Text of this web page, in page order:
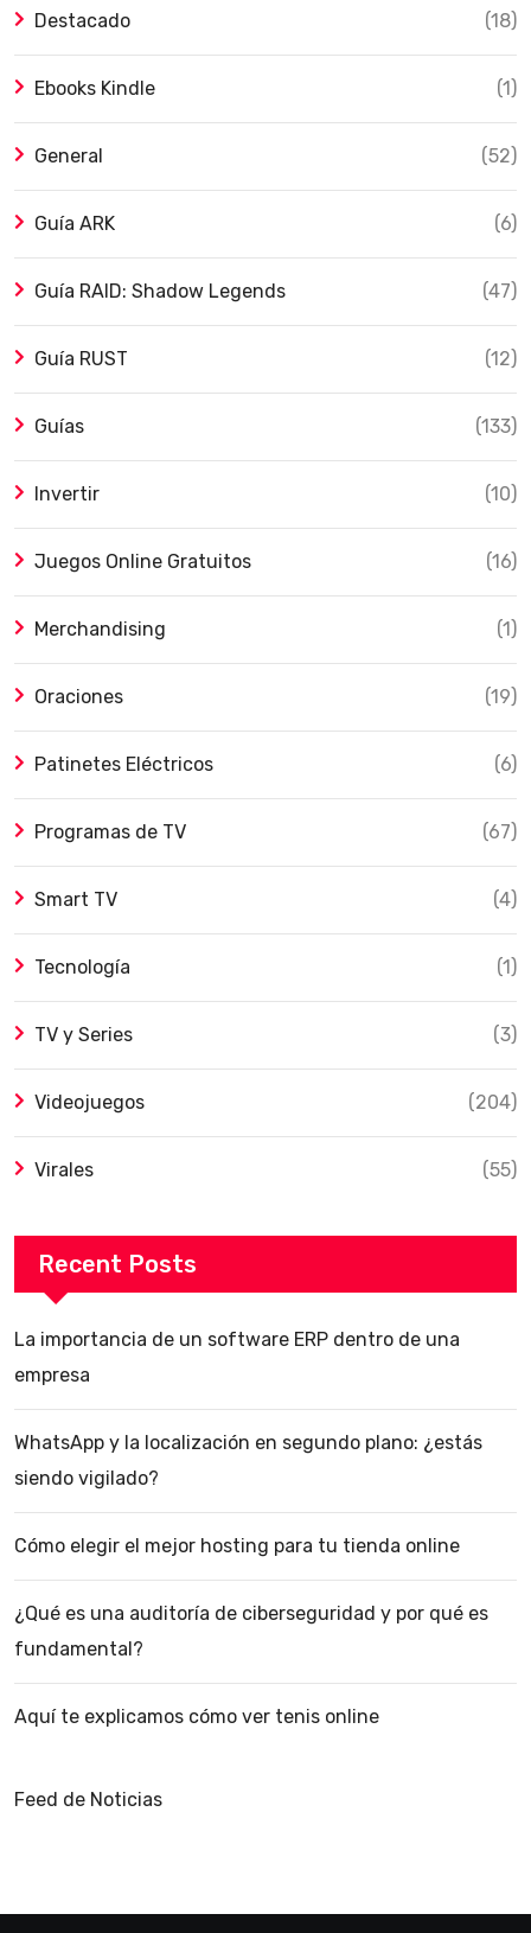
Destacado (18)
Ebooks Kindle (1)
General (52)
Guía ARK (6)
Guía RAID: Shadow Legends (47)
Guía RUST (12)
Guías (133)
Invertir (10)
Juegos Online Gratuitos (16)
Merchandising (1)
Oraciones (19)
Patinetes Eléctricos (6)
Programas de TV (67)
Smart TV (4)
Tecnología (1)
TV y Series (3)
Videojuegos (204)
Virales (55)
Recent Posts
La importancia de un software ERP dentro de una
empresa
WhatsApp y la localización en segundo plano: ¿estás
siendo vigilado?
Cómo elegir el mejor hosting para tu tienda online
¿Qué es una auditoría de ciberseguridad y por qué es
fundamental?
Aquí te explicamos cómo ver tenis online
Feed de Noticias